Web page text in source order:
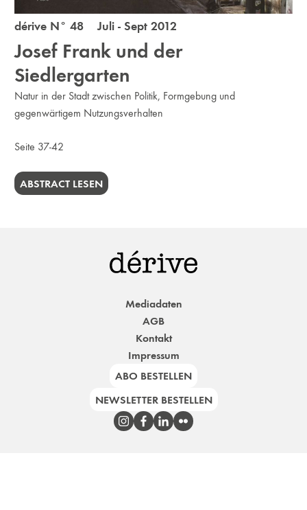
dérive N° 48 Juli - Sept 2012
Josef Frank und der
Siedlergarten
Natur in der Stadt zwischen Politik, Formgebung und
gegenwärtigem Nutzungsverhalten
Seite 37-42
ABSTRACT LESEN
Mediadaten
AGB
Kontakt
Impressum
ABO BESTELLEN
NEWSLETTER BESTELLEN